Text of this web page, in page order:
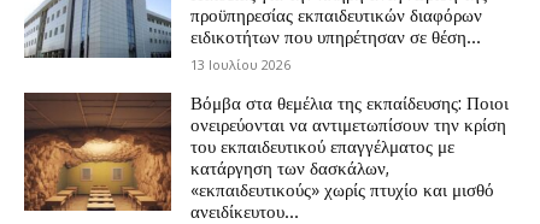
προϋπηρεσίας εκπαιδευτικών διαφόρων
ειδικοτήτων που υπηρέτησαν σε θέση...
13 Ιουλίου 2026
Βόμβα στα θεμέλια της εκπαίδευσης: Ποιοι
ονειρεύονται να αντιμετωπίσουν την κρίση
του εκπαιδευτικού επαγγέλματος με
κατάργηση των δασκάλων,
«εκπαιδευτικούς» χωρίς πτυχίο και μισθό
ανειδίκευτου...